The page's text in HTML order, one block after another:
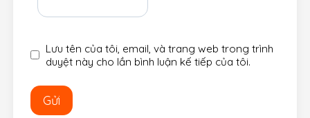
Lưu tên của tôi, email, và trang web trong trình
duyệt này cho lần bình luận kế tiếp của tôi.